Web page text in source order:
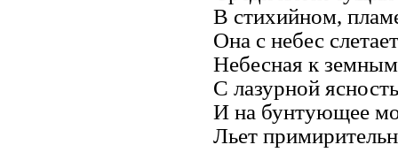
В стихийном,
Она с небес
Небесная к
С лазурной
И на бунтующее
Льет